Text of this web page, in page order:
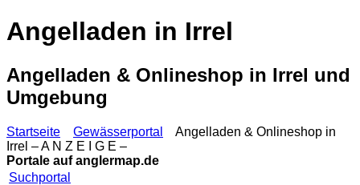
Angelladen in Irrel
Angelladen & Onlineshop in Irrel und
Umgebung
Startseite Gewässerportal
Angelladen & Onlineshop in
Irrel – A N Z E I G E –
Portale aufanglermap.de
Suchportal